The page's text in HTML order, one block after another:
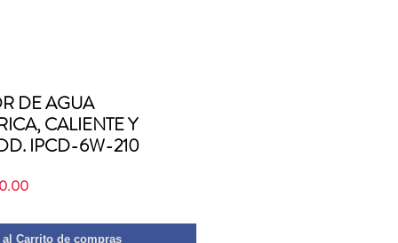
DE AGUA
CALIENTE Y
IPCD-6W-210
Precio
oferta
al Carrito de compras